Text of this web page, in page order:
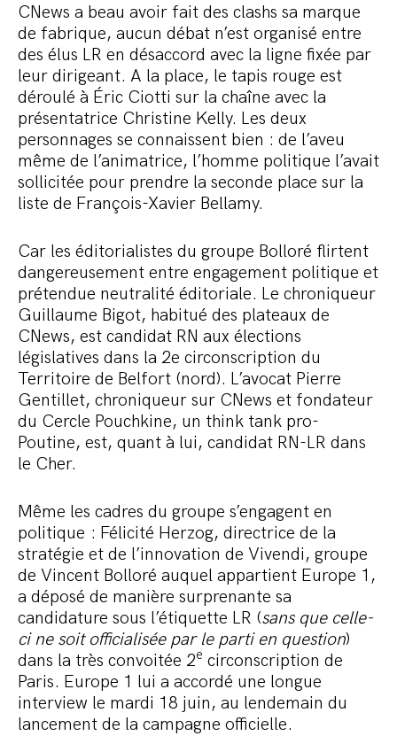
CNews a beau avoir fait des clashs sa marque
de fabrique, aucun débat n’est organisé entre
des élus LR en désaccord avec la ligne fixée par
leur dirigeant. A la place, le tapis rouge est
déroulé à Éric Ciotti sur la chaîne avec la
présentatrice Christine Kelly. Les deux
personnages se connaissent bien : de l’aveu
même de l’animatrice, l’homme politique l’avait
sollicitée pour prendre la seconde place sur la
liste de François-Xavier Bellamy.
Car les éditorialistes du groupe Bolloré flirtent
dangereusement entre engagement politique et
prétendue neutralité éditoriale. Le chroniqueur
Guillaume Bigot, habitué des plateaux de
CNews, est candidat RN aux élections
législatives dans la 2e circonscription du
Territoire de Belfort (nord). L’avocat Pierre
Gentillet, chroniqueur sur CNews et fondateur
du Cercle Pouchkine, un think tank pro-
Poutine, est, quant à lui, candidat RN-LR dans
le Cher.
Même les cadres du groupe s’engagent en
politique : Félicité Herzog, directrice de la
stratégie et de l’innovation de Vivendi, groupe
de Vincent Bolloré auquel appartient Europe 1,
a déposé de manière surprenante sa
candidature sous l’étiquette LR (sans que celle-
ci ne soit officialisée par le parti en question)
dans la très convoitée 2e circonscription de
Paris. Europe 1 lui a accordé une longue
interview le mardi 18 juin, au lendemain du
lancement de la campagne officielle.